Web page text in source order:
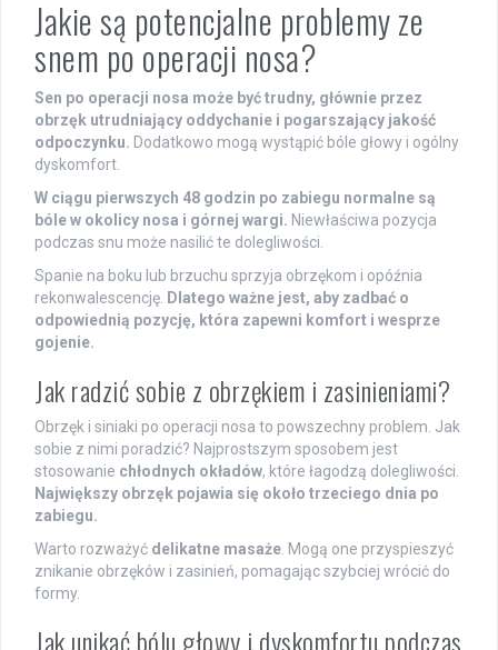
Jakie są potencjalne problemy ze
snem po operacji nosa?
Sen po operacji nosa może być trudny, głównie przez
obrzęk utrudniający oddychanie i pogarszający jakość
odpoczynku. Dodatkowo mogą wystąpić bóle głowy i ogólny
dyskomfort.
W ciągu pierwszych 48 godzin po zabiegu normalne są
bóle w okolicy nosa i górnej wargi. Niewłaściwa pozycja
podczas snu może nasilić te dolegliwości.
Spanie na boku lub brzuchu sprzyja obrzękom i opóźnia
rekonwalescencję. Dlatego ważne jest, aby zadbać o
odpowiednią pozycję, która zapewni komfort i wesprze
gojenie.
Jak radzić sobie z obrzękiem i zasinieniami?
Obrzęk i siniaki po operacji nosa to powszechny problem. Jak
sobie z nimi poradzić? Najprostszym sposobem jest
stosowanie chłodnych okładów, które łagodzą dolegliwości.
Największy obrzęk pojawia się około trzeciego dnia po
zabiegu.
Warto rozważyć delikatne masaże . Mogą one przyspieszyć
znikanie obrzęków i zasinień, pomagając szybciej wrócić do
formy.
Jak unikać bólu głowy i dyskomfortu podczas